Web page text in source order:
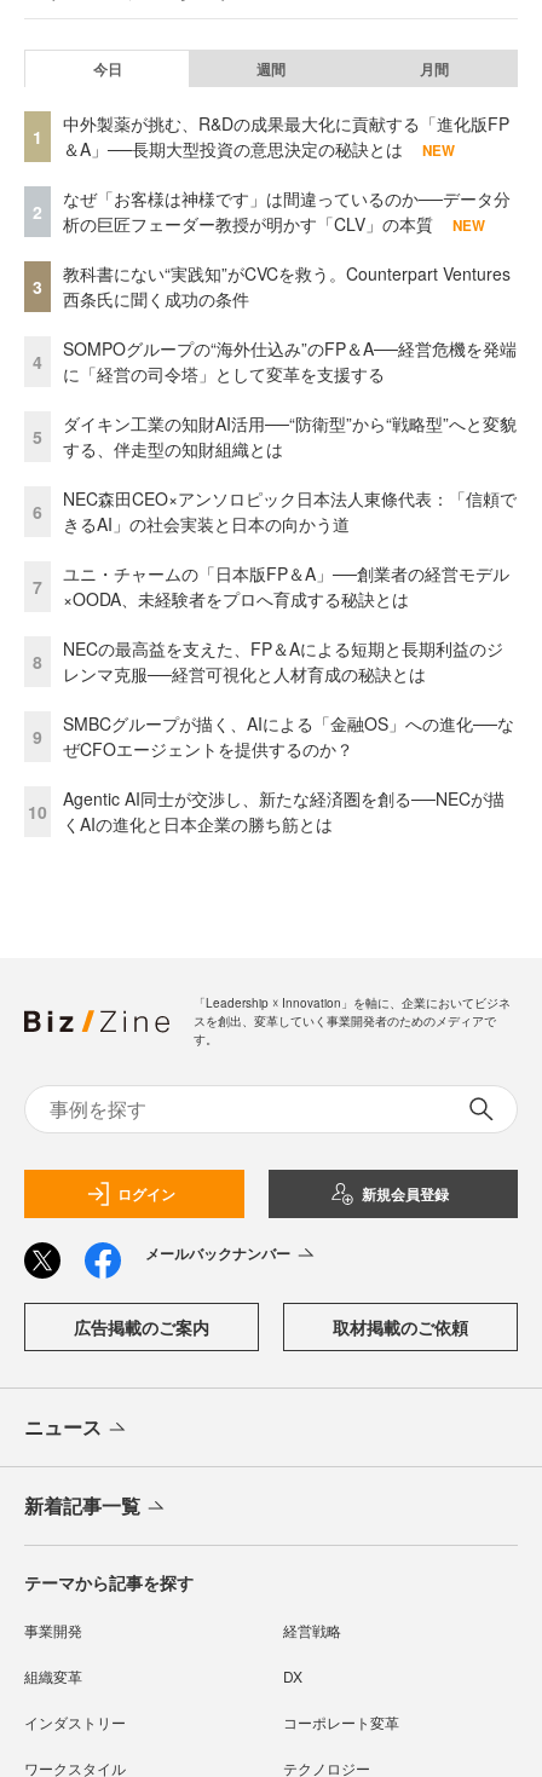
今日 週間 月間
1
中外製薬が挑む、R&Dの成果最大化に貢献する「進化版FP
＆A」──長期大型投資の意思決定の秘訣とは
NEW
2
なぜ「お客様は神様です」は間違っているのか──データ分
析の巨匠フェーダー教授が明かす「CLV」の本質
NEW
3
教科書にない“実践知”がCVCを救う。Counterpart Ventures
西条氏に聞く成功の条件
4
SOMPOグループの“海外仕込み”のFP＆A──経営危機を発端
に「経営の司令塔」として変革を支援する
5
ダイキン工業の知財AI活用──“防衛型”から“戦略型”へと変貌
する、伴走型の知財組織とは
6
NEC森田CEO×アンソロピック日本法人東條代表：「信頼で
きるAI」の社会実装と日本の向かう道
7
ユニ・チャームの「日本版FP＆A」──創業者の経営モデル
×OODA、未経験者をプロへ育成する秘訣とは
8
NECの最高益を支えた、FP＆Aによる短期と長期利益のジ
レンマ克服──経営可視化と人材育成の秘訣とは
9
SMBCグループが描く、AIによる「金融OS」への進化──な
ぜCFOエージェントを提供するのか？
10
Agentic AI同士が交渉し、新たな経済圏を創る──NECが描
くAIの進化と日本企業の勝ち筋とは
「Leadership ☓ Innovation」を軸に、企業においてビジネ
スを創出、変革していく事業開発者のためのメディアで
す。
ログイン 新規会員登録
メールバックナンバー
広告掲載のご案内 取材掲載のご依頼
ニュース
新着記事一覧
テーマから記事を探す
事業開発 経営戦略
組織変革 DX
インダストリー コーポレート変革
ワークスタイル テクノロジー